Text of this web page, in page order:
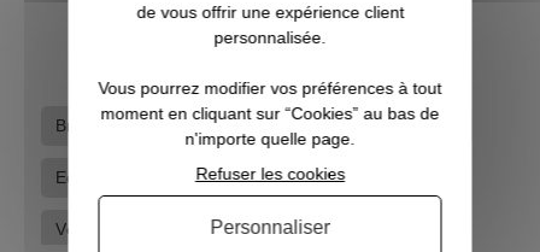
8,20 €
Browning Casquettes Casquettes Browning
Equipements Idées cadeaux pour lui
Vêtements de chasse Vêtements de traque
de vous offrir une expérience client
personnalisée.
Vous pourrez modifier vos préférences à tout
moment en cliquant sur “Cookies” au bas de
n'importe quelle page.
Refuser les cookies
Personnaliser